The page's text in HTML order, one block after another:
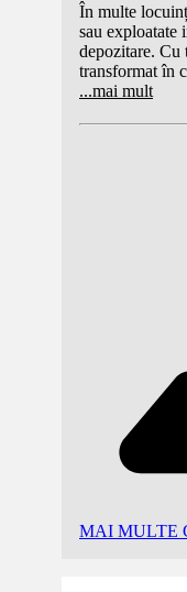
În multe
sau exploatate
depozitare. Cu
transformat în
...mai mult
MAI MULTE